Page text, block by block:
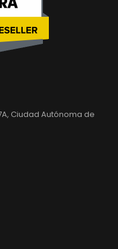
Ciudad Autónoma de